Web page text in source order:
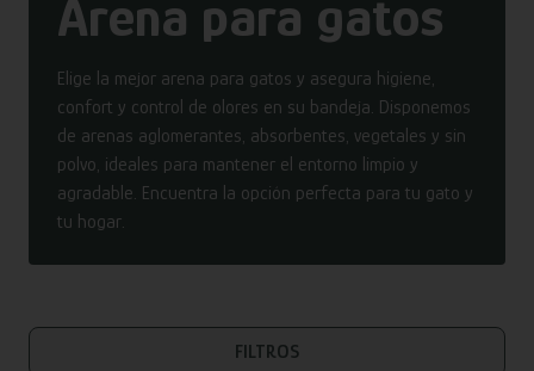
Arena para gatos
Elige la mejor arena para gatos y asegura higiene,
confort y control de olores en su bandeja. Disponemos
de arenas aglomerantes, absorbentes, vegetales y sin
polvo, ideales para mantener el entorno limpio y
agradable. Encuentra la opción perfecta para tu gato y
tu hogar.
FILTROS